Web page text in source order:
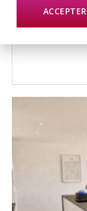
ACCEPTER